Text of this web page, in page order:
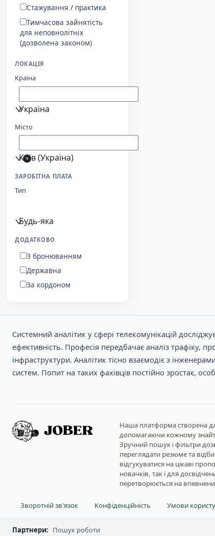
Стажування / практика
Тимчасова зайнятість
для неповнолітніх
(дозволена законом)
ЛОКАЦІЯ
Країна
Україна
Місто
Київ (Україна)
ЗАРОБІТНА ПЛАТА
Тип
Будь-яка
ДОДАТКОВО
З бронюванням
Державна
За кордоном
Системний аналітик у сфері телекомунікацій
ефективність. Професія передбачає аналіз трафіку,
інфраструктури. Аналітик тісно взаємодіє з
систем. Попит на таких фахівців постійно зростає,
Наша платформа створена
допомагаючи кожному знайти
Зручний пошук і фільтри
переглядати резюме та
відгукуватися на цікаві
новачків, так і для
перетворюється на
Зворотній зв'язок Конфіденційність Умови
Партнери: Пошук роботи